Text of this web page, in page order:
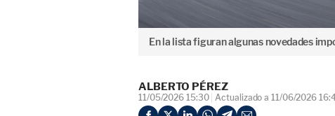
En la lista figuran algunas novedades
ALBERTO PÉREZ
11/05/2026 15:30 Actualizado a 11/06/2026